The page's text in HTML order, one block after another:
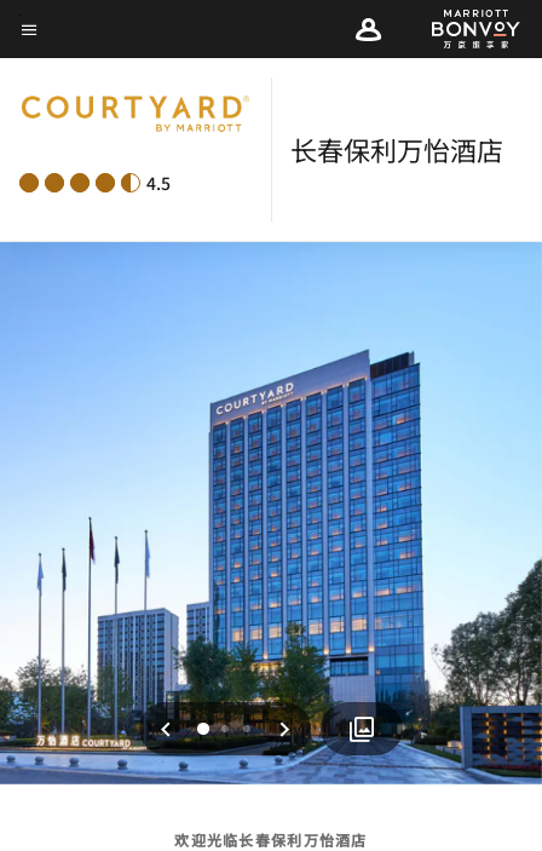
Skip
to
content
菜单文本
4.5
长春保利万怡酒店
上一页
012 下一页
欢迎光临长春保利万怡酒店